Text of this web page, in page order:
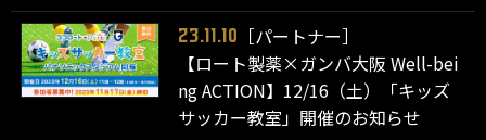
23.11.10
［パートナー］
【ロート製薬×ガンバ大阪 Well-bei
ng ACTION】12/16（土）「キッズ
サッカー教室」開催のお知らせ